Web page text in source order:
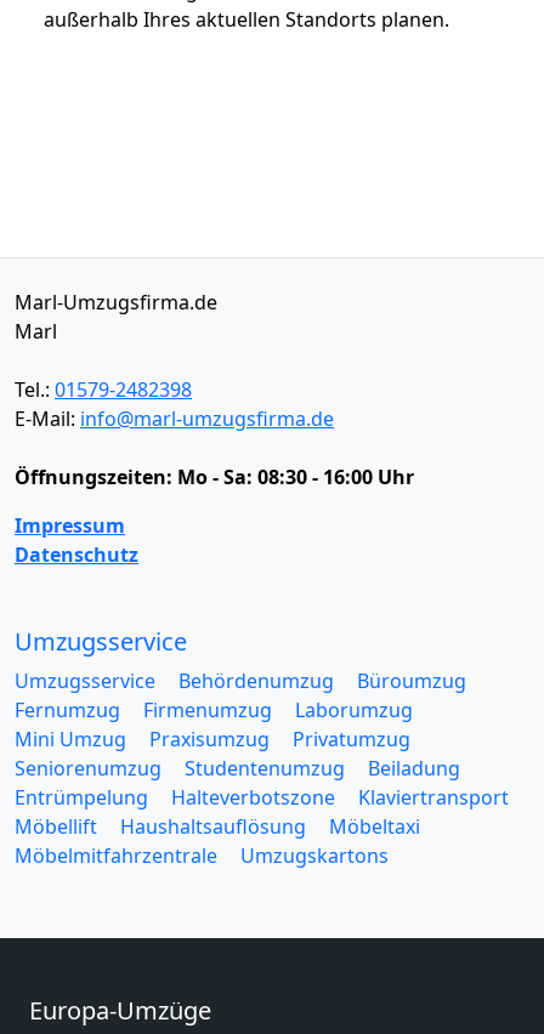
außerhalb Ihres aktuellen Standorts planen.
Marl-Umzugsfirma.de
Marl
Tel.: 01579-2482398
E-Mail: info@marl-umzugsfirma.de
Öffnungszeiten: Mo - Sa: 08:30 - 16:00 Uhr
Impressum
Datenschutz
Umzugsservice
Umzugsservice Behördenumzug
Büroumzug
Fernumzug
Firmenumzug
Laborumzug
Mini Umzug
Praxisumzug
Privatumzug
Seniorenumzug
Studentenumzug
Beiladung
Entrümpelung
Halteverbotszone
Klaviertransport
Möbellift
Haushaltsauflösung
Möbeltaxi
Möbelmitfahrzentrale
Umzugskartons
Europa-Umzüge